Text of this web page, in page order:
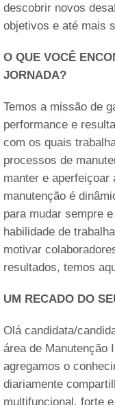
descobrir novos
objetivos e até mais
O QUE VOCÊ
JORNADA?
Temos a missão de
performance e
com os quais
processos de
manter e aperfeiçoar
manutenção é
para mudar sempre
habilidade de
motivar
resultados, temos
UM RECADO DO
Olá candidata/
área de Manutenção
agregamos o
diariamente
multifuncional, forte